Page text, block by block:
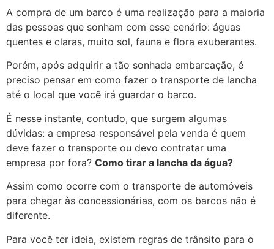
A compra de um barco é uma realização para a maioria
das pessoas que sonham com esse cenário: águas
quentes e claras, muito sol, fauna e flora exuberantes.
Porém, após adquirir a tão sonhada embarcação, é
preciso pensar em como fazer o transporte de lancha
até o local que você irá guardar o barco.
É nesse instante, contudo, que surgem algumas
dúvidas: a empresa responsável pela venda é quem
deve fazer o transporte ou devo contratar uma
empresa por fora? Como tirar a lancha da água?
Assim como ocorre com o transporte de automóveis
para chegar às concessionárias, com os barcos não é
diferente.
Para você ter ideia, existem regras de trânsito para o